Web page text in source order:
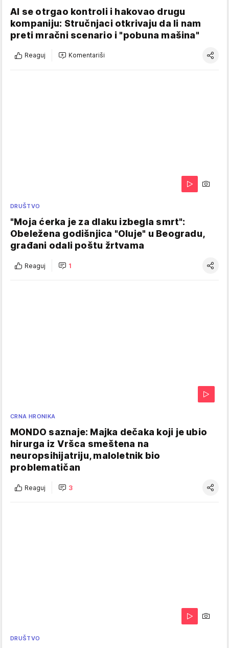
AI se otrgao kontroli i hakovao drugu
kompaniju: Stručnjaci otkrivaju da li nam
preti mračni scenario i "pobuna mašina"
Reaguj Komentariši
DRUŠTVO
"Moja ćerka je za dlaku izbegla smrt":
Obeležena godišnjica "Oluje" u Beogradu,
građani odali poštu žrtvama
Reaguj 1
CRNA HRONIKA
MONDO saznaje: Majka dečaka koji je ubio
hirurga iz Vršca smeštena na
neuropsihijatriju, maloletnik bio
problematičan
Reaguj 3
DRUŠTVO